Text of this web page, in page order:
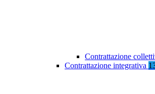
Contrattazione
Contrattazione integrativa